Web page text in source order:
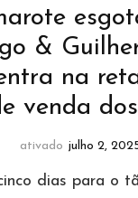
&
na
venda
ativado julho 2,
dias para o